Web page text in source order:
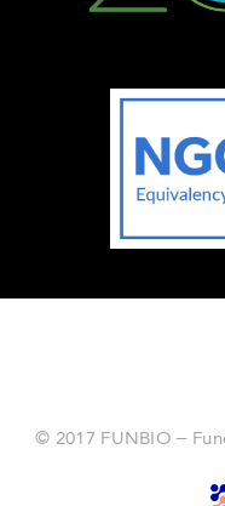
© 2017 FUNBIO –